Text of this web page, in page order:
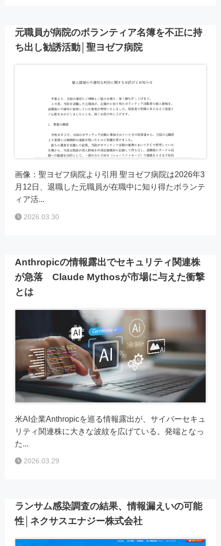
元職員が病院のボランティア名簿を不正に持
ち出し勧誘活動│聖ヨゼフ病院
画像：聖ヨゼフ病院より引用 聖ヨゼフ病院は2026年3
月12日、退職した元職員が在職中に知り得たボランテ
ィア活...
2026.03.30
Anthropicの情報露出でセキュリティ関連株
が急落 Claude Mythosが市場に与えた衝撃
とは
米AI企業Anthropicを巡る情報露出が、サイバーセキュ
リティ関連株に大きな波紋を広げている。発端となっ
た...
2026.03.29
ランサム感染調査の結果、情報漏えいの可能
性│ネクサスエナジー株式会社